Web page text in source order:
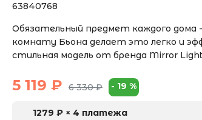
63840768
Обязательный предмет каждого
комнату Бьона делает это легко и
стильная модель от бренда Mirror
5 119 ₽ 6 330₽ - 19 %
1279 ₽ × 4 платежа